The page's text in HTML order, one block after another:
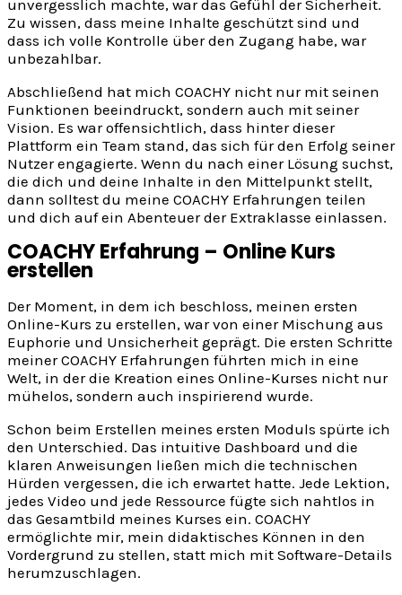
unvergesslich machte, war das Gefühl der Sicherheit.
Zu wissen, dass meine Inhalte geschützt sind und
dass ich volle Kontrolle über den Zugang habe, war
unbezahlbar.
Abschließend hat mich COACHY nicht nur mit seinen
Funktionen beeindruckt, sondern auch mit seiner
Vision. Es war offensichtlich, dass hinter dieser
Plattform ein Team stand, das sich für den Erfolg seiner
Nutzer engagierte. Wenn du nach einer Lösung suchst,
die dich und deine Inhalte in den Mittelpunkt stellt,
dann solltest du meine COACHY Erfahrungen teilen
und dich auf ein Abenteuer der Extraklasse einlassen.
COACHY Erfahrung – Online Kurs
erstellen
Der Moment, in dem ich beschloss, meinen ersten
Online-Kurs zu erstellen, war von einer Mischung aus
Euphorie und Unsicherheit geprägt. Die ersten Schritte
meiner COACHY Erfahrungen führten mich in eine
Welt, in der die Kreation eines Online-Kurses nicht nur
mühelos, sondern auch inspirierend wurde.
Schon beim Erstellen meines ersten Moduls spürte ich
den Unterschied. Das intuitive Dashboard und die
klaren Anweisungen ließen mich die technischen
Hürden vergessen, die ich erwartet hatte. Jede Lektion,
jedes Video und jede Ressource fügte sich nahtlos in
das Gesamtbild meines Kurses ein. COACHY
ermöglichte mir, mein didaktisches Können in den
Vordergrund zu stellen, statt mich mit Software-Details
herumzuschlagen.